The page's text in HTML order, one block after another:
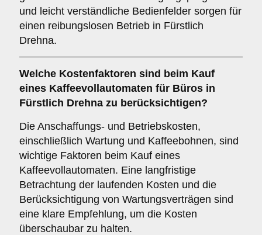
und leicht verständliche Bedienfelder sorgen für
einen reibungslosen Betrieb in Fürstlich
Drehna.
Welche Kostenfaktoren sind beim Kauf
eines Kaffeevollautomaten für Büros in
Fürstlich Drehna zu berücksichtigen?
Die Anschaffungs- und Betriebskosten,
einschließlich Wartung und Kaffeebohnen, sind
wichtige Faktoren beim Kauf eines
Kaffeevollautomaten. Eine langfristige
Betrachtung der laufenden Kosten und die
Berücksichtigung von Wartungsverträgen sind
eine klare Empfehlung, um die Kosten
überschaubar zu halten.